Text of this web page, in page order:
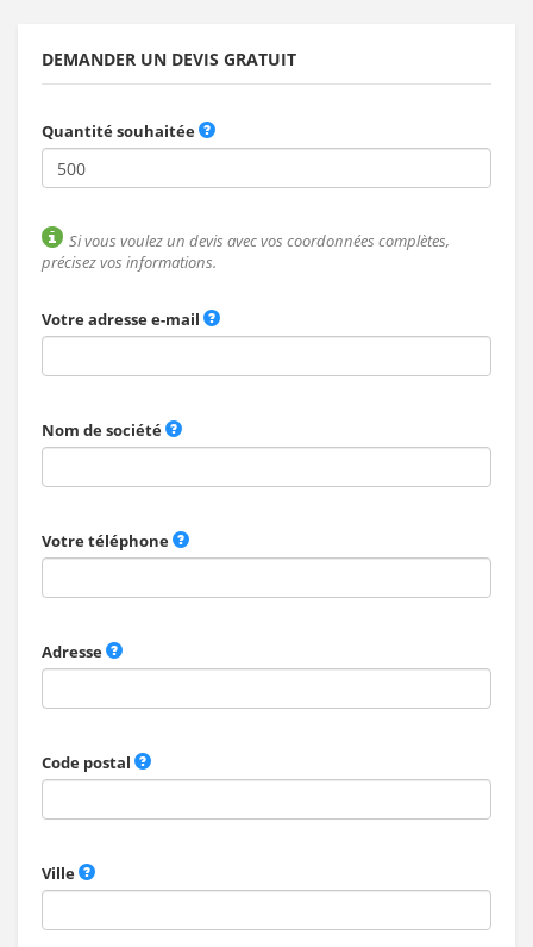
DEMANDER UN DEVIS GRATUIT
Quantité souhaitée
Si vous voulez un devis avec vos coordonnées complètes,
précisez vos informations.
Votre adresse e-mail
Nom de société
Votre téléphone
Adresse
Code postal
Ville